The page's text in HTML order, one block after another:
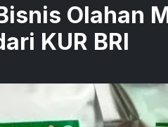
Olahan
KUR BRI